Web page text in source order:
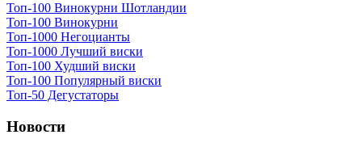
Топ-100 Винокурни Шотландии
Топ-100 Винокурни
Топ-1000 Негоцианты
Топ-1000 Лучший виски
Топ-100 Худший виски
Топ-100 Популярный виски
Топ-50 Дегустаторы
Новости